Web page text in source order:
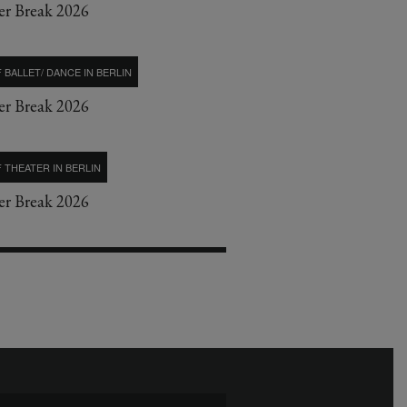
Break 2026
BALLET/ DANCE IN BERLIN
Break 2026
THEATER IN BERLIN
Break 2026